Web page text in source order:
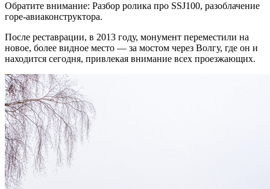
Обратите внимание: Разбор ролика про SSJ100, разоблачение
горе-авиаконструктора.
После реставрации, в 2013 году, монумент переместили на
новое, более видное место — за мостом через Волгу, где он и
находится сегодня, привлекая внимание всех проезжающих.